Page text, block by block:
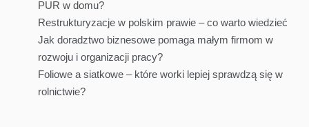
PUR w domu?
Restrukturyzacje w polskim prawie – co warto wiedzieć
Jak doradztwo biznesowe pomaga małym firmom w
rozwoju i organizacji pracy?
Foliowe a siatkowe – które worki lepiej sprawdzą się w
rolnictwie?